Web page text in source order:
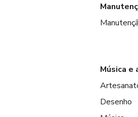
Música e
Desenho